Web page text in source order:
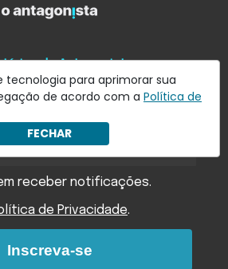
tecnologia para aprimorar sua
de acordo com a Política de
FECHAR
do Antagonista em seu
e receba as principais notícias
receber notificações.
de Privacidade.
Inscreva-se